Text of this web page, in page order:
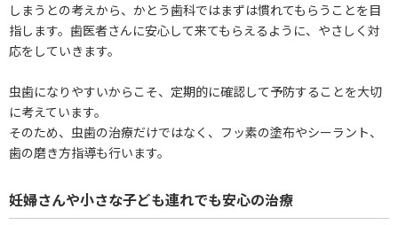
しまうとの考えから、かとう歯科ではまずは慣れてもらうことを目
指します。歯医者さんに安心して来てもらえるように、やさしく対
応をしていきます。
虫歯になりやすいからこそ、定期的に確認して予防することを大切
に考えています。
そのため、虫歯の治療だけではなく、フッ素の塗布やシーラント、
歯の磨き方指導も行います。
妊婦さんや小さな子ども連れでも安心の治療